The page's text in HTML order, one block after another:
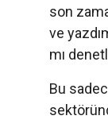
son
ve
mı
Bu